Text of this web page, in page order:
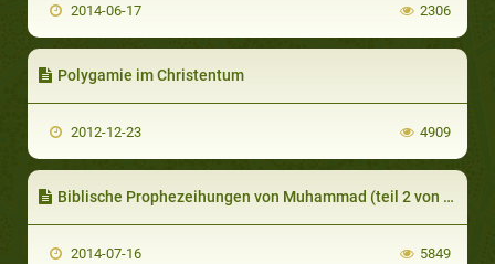
2014-06-17 2306
Polygamie im Christentum
2012-12-23 4909
Biblische Prophezeihungen von Muhammad (teil 2 von 4): Prophezeihungen von Muhammad im Alten Testament
2014-07-16 5849